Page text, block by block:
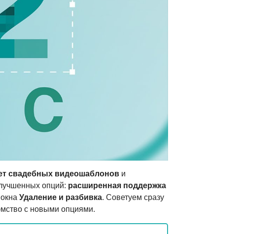
свадебных видеошаблонов и
опций: расширенная поддержка
Удаление и разбивка. Советуем сразу
с новыми опциями.